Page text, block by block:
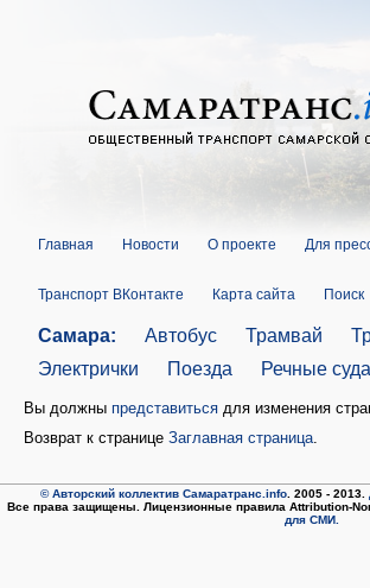
Главная Новости О проекте Для
Транспорт ВКонтакте Карта сайта Поиск
Самара: Автобус Трамвай
Электрички
Поезда Речные суда
Вы должны представиться для изменения
Возврат к странице Заглавная страница.
© Авторский коллектив Самаратранс.info. 2005 - 2013.
Все права защищены. Лицензионные правила Attribution-
для СМИ.